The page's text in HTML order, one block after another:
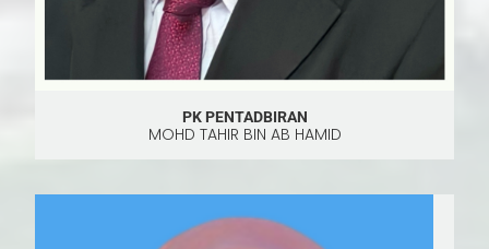
PK PENTADBIRAN
MOHD TAHIR BIN AB HAMID